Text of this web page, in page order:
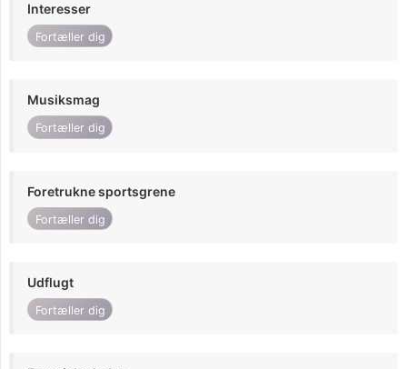
Interesser
Fortæller dig
Musiksmag
Fortæller dig
Foretrukne sportsgrene
Fortæller dig
Udflugt
Fortæller dig